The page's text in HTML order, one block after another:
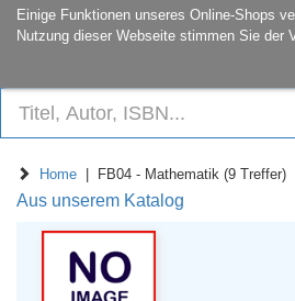
Einige Funktionen unseres Online-Shops
Nutzung dieser Webseite stimmen Sie der
onCampus:S1|03
Home | FB04 - Mathematik (9 Treffer)
Aus unserem Katalog